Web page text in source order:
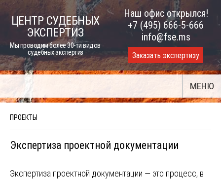
Skip
ЦЕНТР СУДЕБНЫХ
ЭКСПЕРТИЗ
Мы проводим более 30-ти видов
судебных экспертиз
Наш офис открылся!
+7 (495) 666-5-666
info@fse.ms
Заказать экспертизу
МЕНЮ
ПРОЕКТЫ
Экспертиза проектной документации
Экспертиза проектной документации — это процесс, в